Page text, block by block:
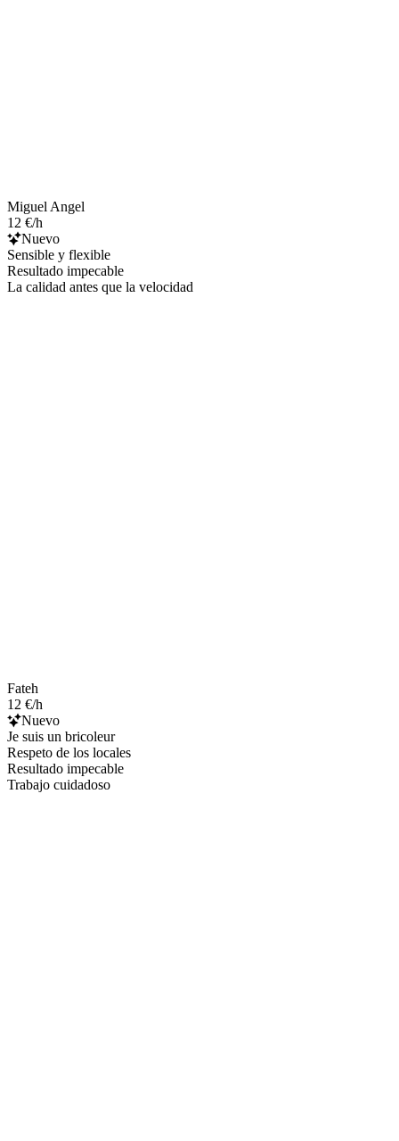
Miguel Angel
12 €/h
Nuevo
Sensible y flexible
Resultado impecable
La calidad antes que la velocidad
Fateh
12 €/h
Nuevo
Je suis un bricoleur
Respeto de los locales
Resultado impecable
Trabajo cuidadoso